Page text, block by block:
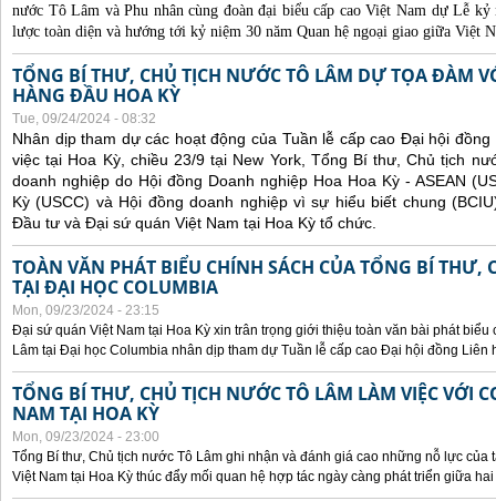
nước Tô Lâm và Phu nhân cùng đoàn đại biểu cấp cao Việt Nam dự Lễ
lược toàn diện và hướng tới kỷ niệm 30 năm Quan hệ ngoại giao giữa Việt
TỔNG BÍ THƯ, CHỦ TỊCH NƯỚC TÔ LÂM DỰ TỌA ĐÀM
HÀNG ĐẦU HOA KỲ
Tue, 09/24/2024 - 08:32
Nhân dịp tham dự các hoạt động của Tuần lễ cấp cao Đại hội
việc tại Hoa Kỳ, chiều 23/9 tại New York, Tổng Bí thư, Chủ tịch
doanh nghiệp do Hội đồng Doanh nghiệp Hoa Hoa Kỳ - ASEAN
Kỳ (USCC) và Hội đồng doanh nghiệp vì sự hiểu biết chung
Đầu tư và Đại sứ quán Việt Nam tại Hoa Kỳ tổ chức.
TOÀN VĂN PHÁT BIỂU CHÍNH SÁCH CỦA TỔNG BÍ THƯ,
TẠI ĐẠI HỌC COLUMBIA
Mon, 09/23/2024 - 23:15
Đại sứ quán Việt Nam tại Hoa Kỳ xin trân trọng giới thiệu toàn văn bài phát biểu
Lâm tại Đại học Columbia nhân dịp tham dự Tuần lễ cấp cao Đại hội đồng Liên
TỔNG BÍ THƯ, CHỦ TỊCH NƯỚC TÔ LÂM LÀM VIỆC VỚI
NAM TẠI HOA KỲ
Mon, 09/23/2024 - 23:00
Tổng Bí thư, Chủ tịch nước Tô Lâm ghi nhận và đánh giá cao những nỗ lực của
Việt Nam tại Hoa Kỳ thúc đẩy mối quan hệ hợp tác ngày càng phát triển giữa